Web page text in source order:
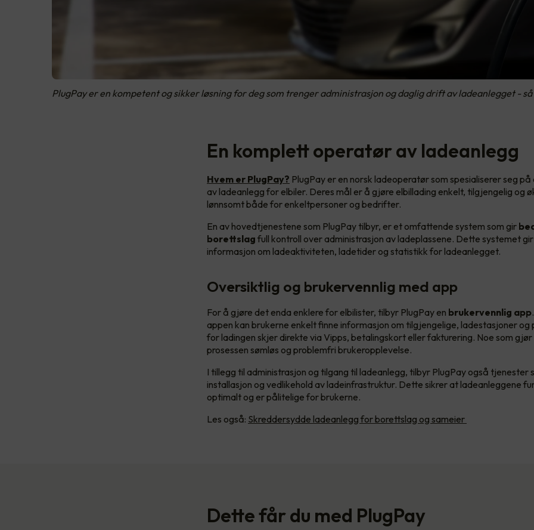
PlugPay er en kompetent og sikker løsning for deg som trenger administrasjon og daglig drift av ladeanlegget -
En komplett operatør av ladeanlegg
Hvem er PlugPay? PlugPay er en norsk ladeoperatør som spesialiserer seg
av ladeanlegg for elbiler. Deres mål er å gjøre elbillading enkelt, tilgjengelig og
lønnsomt både for enkeltpersoner og bedrifter.
En av hovedtjenestene som PlugPay tilbyr, er et omfattende system som gir
borettslag full kontroll over administrasjon av ladeplassene. Dette systemet
informasjon om ladeaktiviteten, ladetider og statistikk for ladeanlegget.
Oversiktlig og brukervennlig med app
For å gjøre det enda enklere for elbilister, tilbyr PlugPay en brukervennlig app
appen kan brukerne enkelt finne informasjon om tilgjengelige, ladestasjoner og
for ladingen skjer direkte via Vipps, betalingskort eller fakturering. Noe som gjør
prosessen sømløs og problemfri brukeropplevelse.
I tillegg til administrasjon og tilgang til ladeanlegg, tilbyr PlugPay også tjenester
installasjon og vedlikehold av ladeinfrastruktur. Dette sikrer at ladeanleggene
optimalt og er pålitelige for brukerne.
Les også: Skreddersydde ladeanlegg for borettslag og sameier
Dette får du med PlugPay